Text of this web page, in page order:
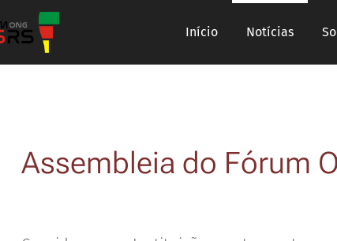
Início Notícias
Assembleia do Fórum